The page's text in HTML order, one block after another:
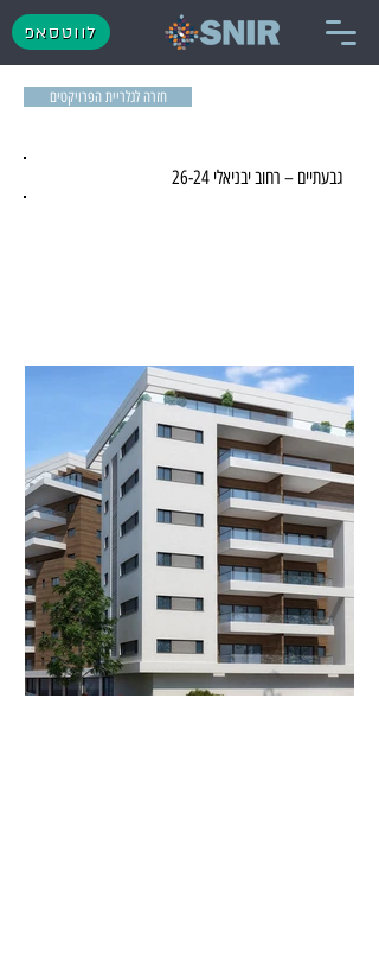
לווטסאפ
חזרה לגלריית הפרויקטים
גבעתיים – רחוב יבניאלי 26-24